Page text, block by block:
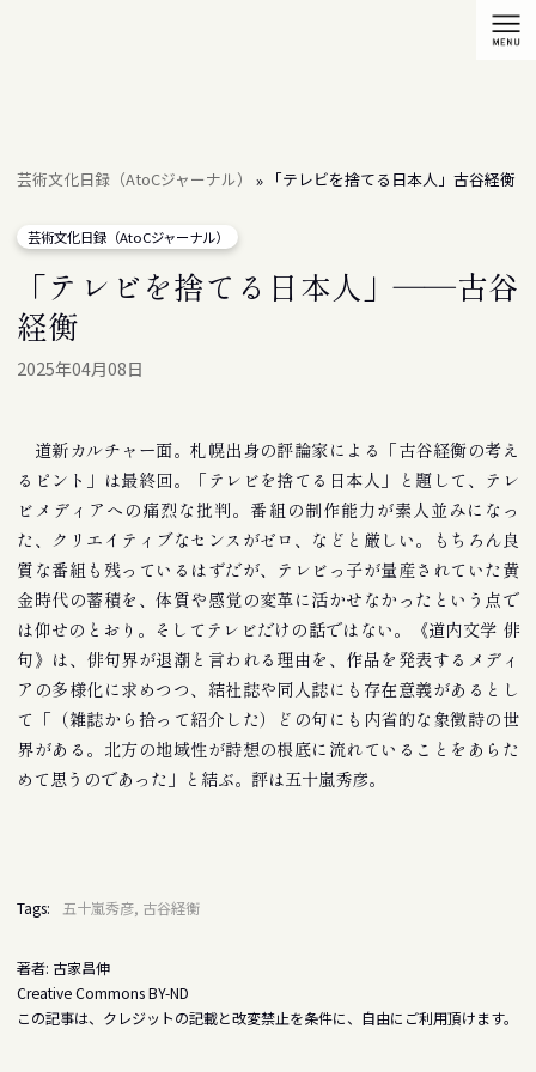
芸術文化日録（AtoCジャーナル） » 「テレビを捨てる日本人」――古谷経衡
芸術文化日録（AtoCジャーナル）
「テレビを捨てる日本人」――古谷
経衡
2025年04月08日
道新カルチャー面。札幌出身の評論家による「古谷経衡の考え
るピント」は最終回。「テレビを捨てる日本人」と題して、テレ
ビメディアへの痛烈な批判。番組の制作能力が素人並みになっ
た、クリエイティブなセンスがゼロ、などと厳しい。もちろん良
質な番組も残っているはずだが、テレビっ子が量産されていた黄
金時代の蓄積を、体質や感覚の変革に活かせなかったという点で
は仰せのとおり。そしてテレビだけの話ではない。《道内文学 俳
句》は、俳句界が退潮と言われる理由を、作品を発表するメディ
アの多様化に求めつつ、結社誌や同人誌にも存在意義があるとし
て「（雑誌から拾って紹介した）どの句にも内省的な象徴詩の世
界がある。北方の地域性が詩想の根底に流れていることをあらた
めて思うのであった」と結ぶ。評は五十嵐秀彦。
Tags: 五十嵐秀彦, 古谷経衡
著者: 古家昌伸
Creative Commons BY-ND
この記事は、クレジットの記載と改変禁止を条件に、自由にご利用頂けます。